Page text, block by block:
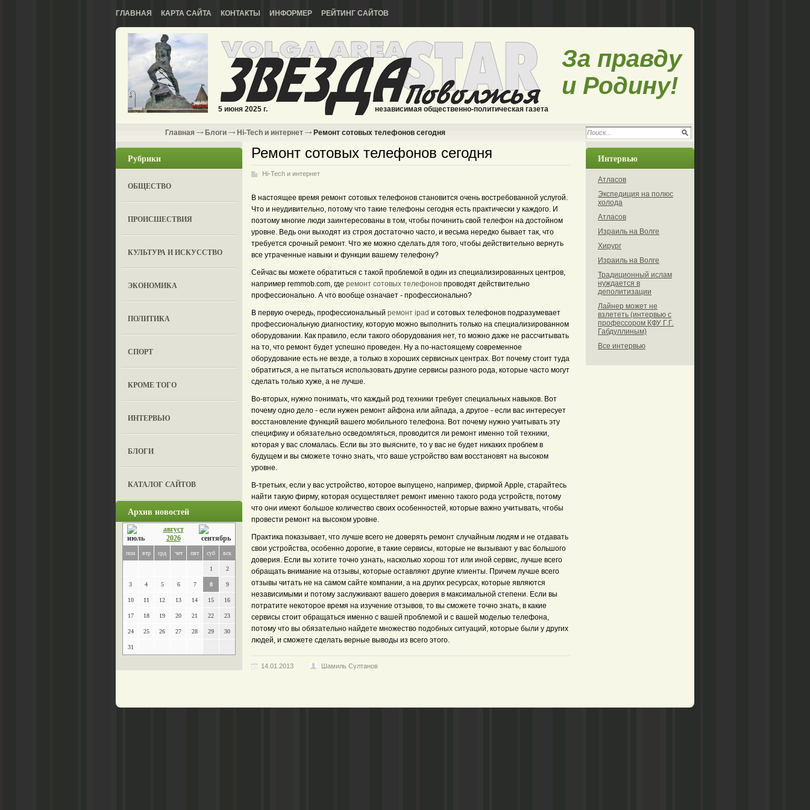
ГЛАВНАЯ КАРТА САЙТА КОНТАКТЫ ИНФОРМЕР РЕЙТИНГ САЙТОВ
5 июня 2025 г. независимая общественно-политическая газета
За правду
и Родину!
Главная Блоги Hi-Tech и интернет Ремонт сотовых телефонов сегодня
Рубрики
ОБЩЕСТВО
ПРОИСШЕСТВИЯ
КУЛЬТУРА И ИСКУССТВО
ЭКОНОМИКА
ПОЛИТИКА
СПОРТ
КРОМЕ ТОГО
ИНТЕРВЬЮ
БЛОГИ
КАТАЛОГ САЙТОВ
Архив новостей
август
2026
пон втр срд чет пят суб вск
1 2
3 4 5 6 7 8 9
10 11 12 13 14 15 16
17 18 19 20 21 22 23
24 25 26 27 28 29 30
31
Ремонт сотовых телефонов сегодня
Hi-Tech и интернет
В настоящее время ремонт сотовых телефонов становится очень востребованной услугой.
Что и неудивительно, потому что такие телефоны сегодня есть практически у каждого. И
поэтому многие люди заинтересованы в том, чтобы починить свой телефон на достойном
уровне. Ведь они выходят из строя достаточно часто, и весьма нередко бывает так, что
требуется срочный ремонт. Что же можно сделать для того, чтобы действительно вернуть
все утраченные навыки и функции вашему телефону?
Сейчас вы можете обратиться с такой проблемой в один из специализированных центров,
например remmob.com, где ремонт сотовых телефонов проводят действительно
профессионально. А что вообще означает - профессионально?
В первую очередь, профессиональный ремонт ipad и сотовых телефонов подразумевает
профессиональную диагностику, которую можно выполнить только на специализированном
оборудовании. Как правило, если такого оборудования нет, то можно даже не рассчитывать
на то, что ремонт будет успешно проведен. Ну а по-настоящему современное
оборудование есть не везде, а только в хороших сервисных центрах. Вот почему стоит туда
обратиться, а не пытаться использовать другие сервисы разного рода, которые часто могут
сделать только хуже, а не лучше.
Во-вторых, нужно понимать, что каждый род техники требует специальных навыков. Вот
почему одно дело - если нужен ремонт айфона или айпада, а другое - если вас интересует
восстановление функций вашего мобильного телефона. Вот почему нужно учитывать эту
специфику и обязательно осведомляться, проводится ли ремонт именно той техники,
которая у вас сломалась. Если вы это выясните, то у вас не будет никаких проблем в
будущем и вы сможете точно знать, что ваше устройство вам восстановят на высоком
уровне.
В-третьих, если у вас устройство, которое выпущено, например, фирмой Apple, старайтесь
найти такую фирму, которая осуществляет ремонт именно такого рода устройств, потому
что они имеют большое количество своих особенностей, которые важно учитывать, чтобы
провести ремонт на высоком уровне.
Практика показывает, что лучше всего не доверять ремонт случайным людям и не отдавать
свои устройства, особенно дорогие, в такие сервисы, которые не вызывают у вас большого
доверия. Если вы хотите точно узнать, насколько хорош тот или иной сервис, лучше всего
обращать внимание на отзывы, которые оставляют другие клиенты. Причем лучше всего
отзывы читать не на самом сайте компании, а на других ресурсах, которые являются
независимыми и потому заслуживают вашего доверия в максимальной степени. Если вы
потратите некоторое время на изучение отзывов, то вы сможете точно знать, в какие
сервисы стоит обращаться именно с вашей проблемой и с вашей моделью телефона,
потому что вы обязательно найдете множество подобных ситуаций, которые были у других
людей, и сможете сделать верные выводы из всего этого.
14.01.2013 Шамиль Султанов
Интервью
Атласов
Экспедиция на полюс
холода
Атласов
Израиль на Волге
Хирург
Израиль на Волге
Традиционный ислам
нуждается в
деполитизации
Лайнер может не
взлететь (интервью с
профессором КФУ Г.Г.
Габдуллиным)
Все интервью